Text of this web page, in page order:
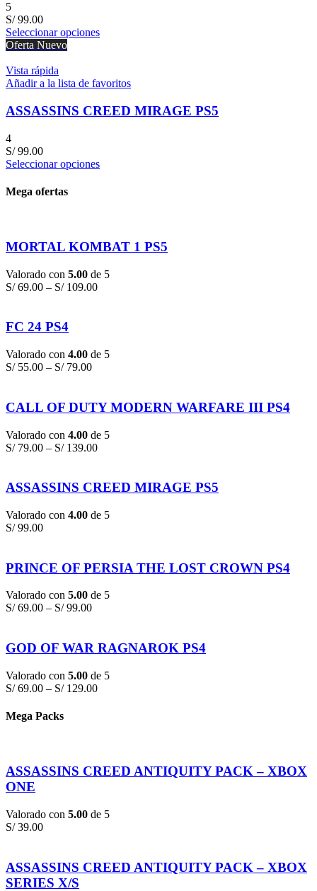
5
S/99.00
Seleccionar opciones
Oferta Nuevo
Vista rápida
Añadir a la lista de favoritos
ASSASSINS CREED MIRAGE PS5
4
S/99.00
Seleccionar opciones
Mega ofertas
MORTAL KOMBAT 1 PS5
Valorado con 5.00 de 5
S/69.00 – S/109.00
FC 24 PS4
Valorado con 4.00 de 5
S/55.00 – S/79.00
CALL OF DUTY MODERN WARFARE III PS4
Valorado con 4.00 de 5
S/79.00 – S/139.00
ASSASSINS CREED MIRAGE PS5
Valorado con 4.00 de 5
S/99.00
PRINCE OF PERSIA THE LOST CROWN PS4
Valorado con 5.00 de 5
S/69.00 – S/99.00
GOD OF WAR RAGNAROK PS4
Valorado con 5.00 de 5
S/69.00 – S/129.00
Mega Packs
ASSASSINS CREED ANTIQUITY PACK – XBOX
ONE
Valorado con 5.00 de 5
S/39.00
ASSASSINS CREED ANTIQUITY PACK – XBOX
SERIES X/S